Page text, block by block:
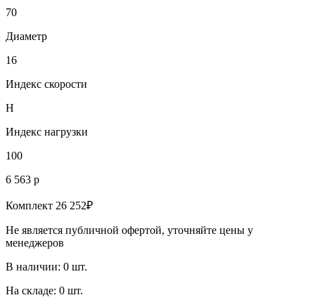
70
Диаметр
16
Индекс скорости
H
Индекс нагрузки
100
6 563 р
Комплект 26 252₽
Не является публичной офертой, уточняйте цены у
менеджеров
В наличии: 0 шт.
На складе: 0 шт.